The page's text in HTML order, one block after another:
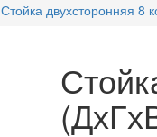
Стойка двухсторонняя 8